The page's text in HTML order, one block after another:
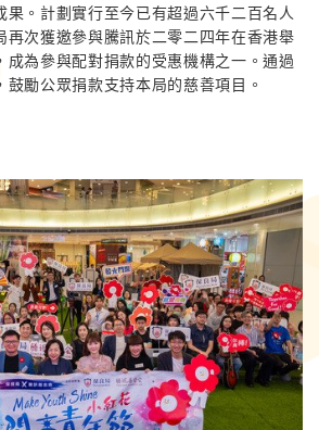
果。計劃實行至今已有超過六千二百名人
再次獲邀參與騰訊於二零二四年在香港舉
成為參與配對捐款的受惠機構之一。通過
勵公眾捐款支持本局的慈善項目。